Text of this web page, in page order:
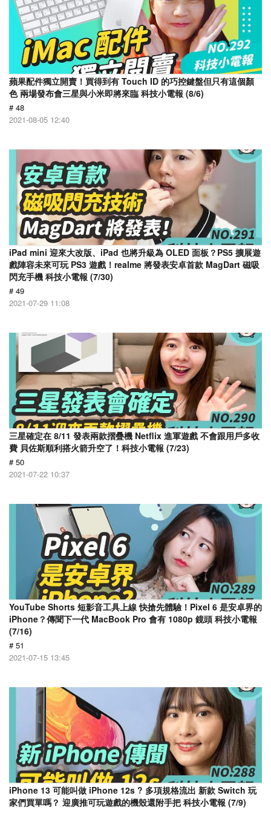
蘋果配件獨立開賣！買得到有 Touch ID 的巧控鍵盤但只有這個顏
色 兩場發布會三星與小米即將來臨 科技小電報 (8/6)
# 48
2021-08-05 12:40
iPad mini 迎來大改版、iPad 也將升級為 OLED 面板？PS5 擴展遊
戲陣容未來可玩 PS3 遊戲！realme 將發表安卓首款 MagDart 磁吸
閃充手機 科技小電報 (7/30)
# 49
2021-07-29 11:08
三星確定在 8/11 發表兩款摺疊機 Netflix 進軍遊戲 不會跟用戶多收
費 貝佐斯順利搭火箭升空了！科技小電報 (7/23)
# 50
2021-07-22 10:37
YouTube Shorts 短影音工具上線 快搶先體驗！Pixel 6 是安卓界的
iPhone？傳聞下一代 MacBook Pro 會有 1080p 鏡頭 科技小電報
(7/16)
# 51
2021-07-15 13:45
iPhone 13 可能叫做 iPhone 12s ? 多項規格流出 新款 Switch 玩
家們買單嗎？ 迎廣推可玩遊戲的機殼還附手把 科技小電報 (7/9)